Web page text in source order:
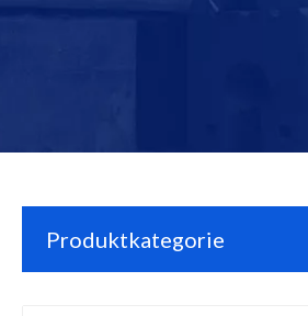
Produktkategorie